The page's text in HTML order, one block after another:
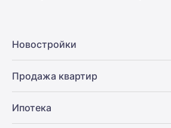
Новостройки
Продажа квартир
Ипотека